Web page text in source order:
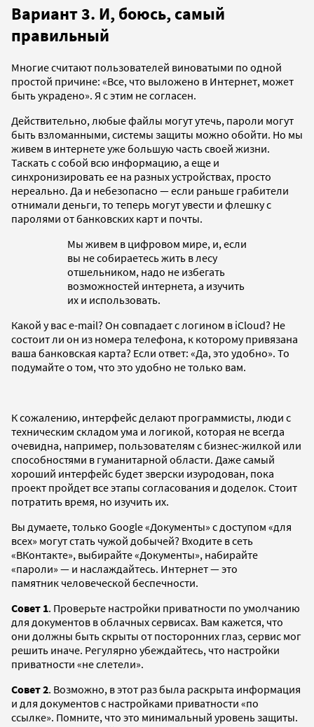
Вариант 3. И, боюсь, самый
правильный
Многие считают пользователей виноватыми по одной
простой причине: «Все, что выложено в Интернет, может
быть украдено». Я с этим не согласен.
Действительно, любые файлы могут утечь, пароли могут
быть взломанными, системы защиты можно обойти. Но мы
живем в интернете уже большую часть своей жизни.
Таскать с собой всю информацию, а еще и
синхронизировать ее на разных устройствах, просто
нереально. Да и небезопасно — если раньше грабители
отнимали деньги, то теперь могут увести и флешку с
паролями от банковских карт и почты.
Мы живем в цифровом мире, и, если
вы не собираетесь жить в лесу
отшельником, надо не избегать
возможностей интернета, а изучить
их и использовать.
Какой у вас e-mail? Он совпадает с логином в iCloud? Не
состоит ли он из номера телефона, к которому привязана
ваша банковская карта? Если ответ: «Да, это удобно». То
подумайте о том, что это удобно не только вам.
К сожалению, интерфейс делают программисты, люди с
техническим складом ума и логикой, которая не всегда
очевидна, например, пользователям с бизнес-жилкой или
способностями в гуманитарной области. Даже самый
хороший интерфейс будет зверски изуродован, пока
проект пройдет все этапы согласования и доделок. Стоит
потратить время, но изучить их.
Вы думаете, только Google «Документы» с доступом «для
всех» могут стать чужой добычей? Входите в сеть
«ВКонтакте», выбирайте «Документы», набирайте
«пароли» — и наслаждайтесь. Интернет — это
памятник человеческой беспечности.
Совет 1. Проверьте настройки приватности по умолчанию
для документов в облачных сервисах. Вам кажется, что
они должны быть скрыты от посторонних глаз, сервис мог
решить иначе. Регулярно убеждайтесь, что настройки
приватности «не слетели».
Совет 2. Возможно, в этот раз была раскрыта информация
и для документов с настройками приватности «по
ссылке». Помните, что это минимальный уровень защиты.